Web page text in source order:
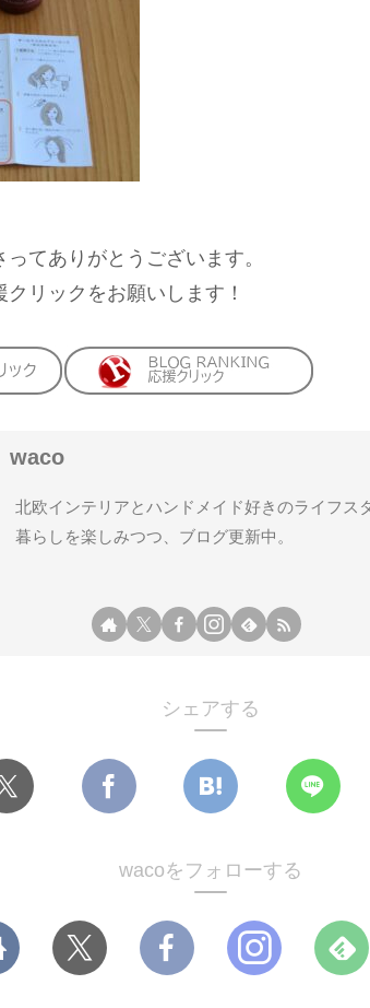
てありがとうございます。
リックをお願いします！
waco
北欧インテリアとハンドメイド好きのライフス
暮らしを楽しみつつ、ブログ更新中。
シェアする
wacoをフォローする